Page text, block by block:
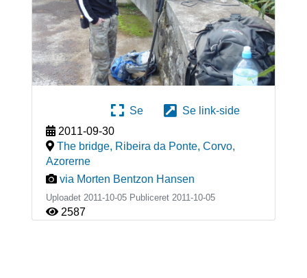
Se
Se link-side
2011-09-30
The bridge, Ribeira da Ponte, Corvo,
Azorerne
via Morten Bentzon Hansen
Uploadet 2011-10-05 Publiceret 2011-10-05
2587